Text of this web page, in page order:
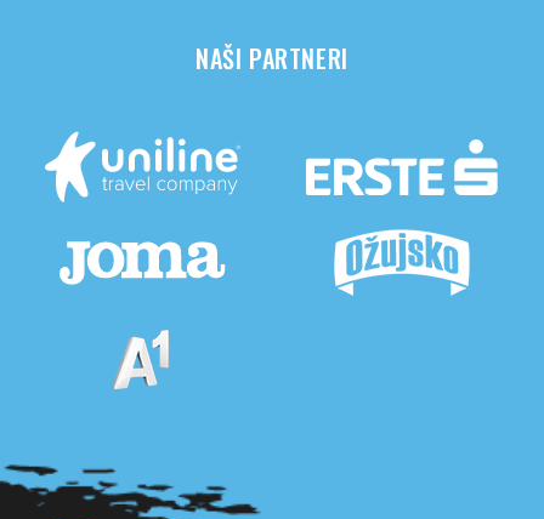
NAŠI PARTNERI